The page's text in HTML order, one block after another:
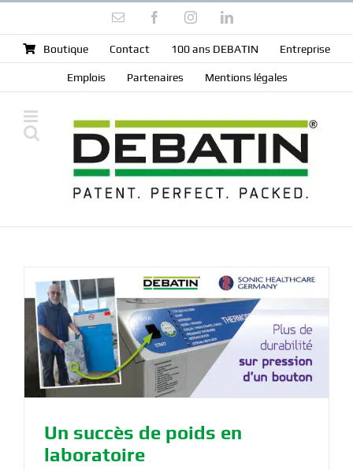
content
Email FacebookInstagramLinkedIn
Boutique Contact 100 ans DEBATIN Entreprise
Emplois Partenaires Mentions légales
Un succès de poids en
laboratoire